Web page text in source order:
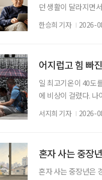
던 생활이 달라지면
되기도 한다. 오랜
을 마련하고, 개인
한승희 기자 2026-
어지럽고 힘 빠
일 최고기온이 40도
에 비상이 걸렸다.
열질환에 더욱 취
어지고 있다. 제주
서지희 기자 2026-
혼자 사는 중장
혼자 사는 중장년은